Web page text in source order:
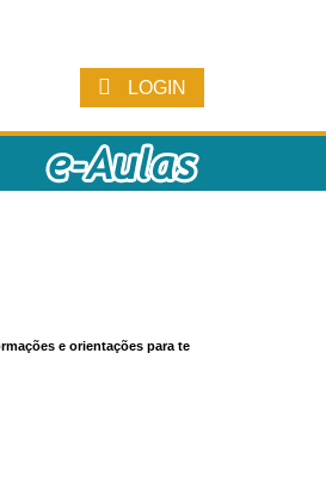
LOGIN
e orientações para te